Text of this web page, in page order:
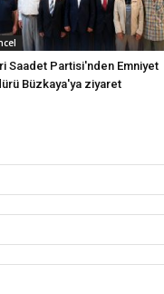
Saadet Partisi'nden Emniyet
Büzkaya'ya ziyaret